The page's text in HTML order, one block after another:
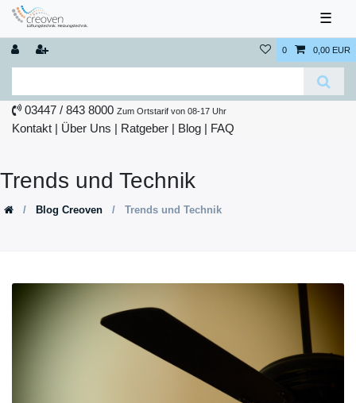
☰
0 0,00 EUR
03447 / 843 8000 Zum Ortstarif von 08-17 Uhr
Kontakt | Über Uns | Ratgeber | Blog | FAQ
Trends und Technik
Blog Creoven Trends und Technik